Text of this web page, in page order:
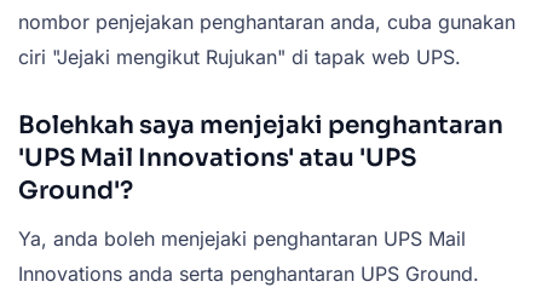
nombor penjejakan penghantaran anda, cuba gunakan
ciri "Jejaki mengikut Rujukan" di tapak web UPS.
Bolehkah saya menjejaki penghantaran
'UPS Mail Innovations' atau 'UPS
Ground'?
Ya, anda boleh menjejaki penghantaran UPS Mail
Innovations anda serta penghantaran UPS Ground.